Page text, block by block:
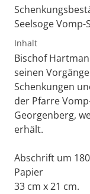
Seelsoge
Inhalt
Bischof
seinen
Schenkungen
der Pfarre
Georgenberg,
erhält.
Abschrift um
Papier
33 cm x 21 cm.